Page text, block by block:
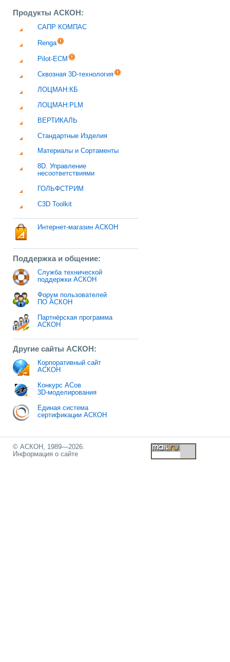
Продукты АСКОН:
САПР КОМПАС
Renga
Pilot-ECM
Сквозная 3D-технология
ЛОЦМАН:КБ
ЛОЦМАН:PLM
ВЕРТИКАЛЬ
Стандартные Изделия
Материалы и Сортаменты
8D. Управление
несоответствиями
ГОЛЬФСТРИМ
C3D Toolkit
Интернет-магазин АСКОН
Поддержка и общение:
Служба технической
поддержки АСКОН
Форум пользователей
ПО АСКОН
Партнёрская программа
АСКОН
Другие сайты АСКОН:
Корпоративный сайт
АСКОН
Конкурс АСов
3D-моделирования
Единая система
сертификации АСКОН
© АСКОН, 1989—2026.
Информация о сайте